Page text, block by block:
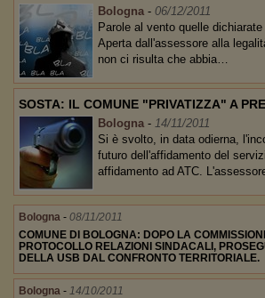
Bologna - 06/12/2011
Parole al vento quelle
Aperta dall'assessore alla
non ci risulta che abbia…
SOSTA: IL COMUNE "PRIVATIZZA" A
Bologna - 14/11/2011
Si è svolto, in data odierna,
futuro dell'affidamento del
affidamento ad ATC.
Bologna - 08/11/2011
COMUNE DI BOLOGNA: DOPO LA
PROTOCOLLO RELAZIONI SINDACALI,
DELLA USB DAL CONFRONTO TERRITORIALE.
Bologna - 14/10/2011